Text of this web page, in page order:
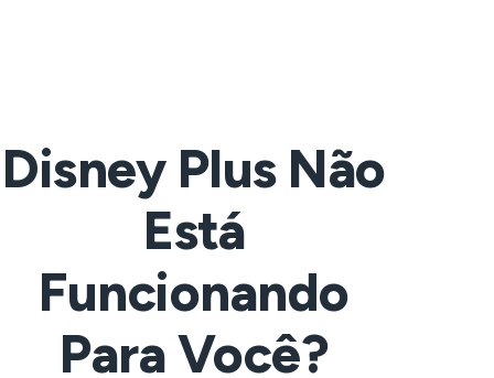
Disney Plus Não
Está
Funcionando
Para Você?